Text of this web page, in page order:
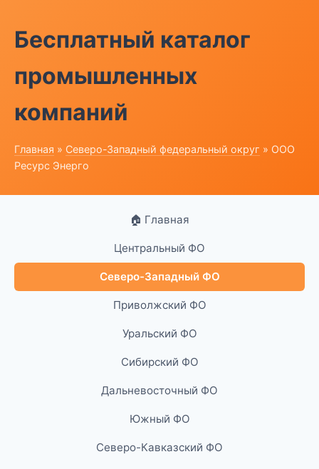
Бесплатный каталог
промышленных
компаний
Главная » Северо-Западный федеральный округ » ООО
Ресурс Энерго
🏠 Главная
Центральный ФО
Северо-Западный ФО
Приволжский ФО
Уральский ФО
Сибирский ФО
Дальневосточный ФО
Южный ФО
Северо-Кавказский ФО